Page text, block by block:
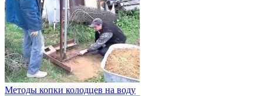
Методы копки колодцев на воду